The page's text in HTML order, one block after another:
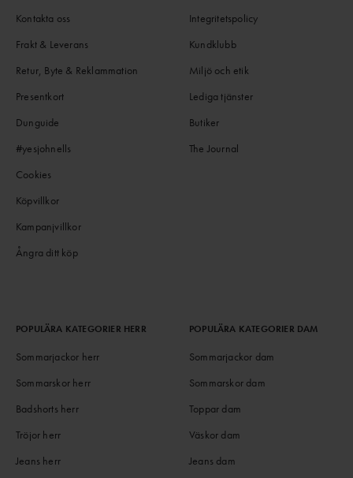
Kontakta oss
Frakt & Leverans
Retur, Byte & Reklammation
Presentkort
Dunguide
#yesjohnells
Cookies
Köpvillkor
Kampanjvillkor
Ångra ditt köp
Integritetspolicy
Kundklubb
Miljö och etik
Lediga tjänster
Butiker
The Journal
POPULÄRA KATEGORIER HERR
Sommarjackor herr
Sommarskor herr
Badshorts herr
Tröjor herr
Jeans herr
POPULÄRA KATEGORIER DAM
Sommarjackor dam
Sommarskor dam
Toppar dam
Väskor dam
Jeans dam